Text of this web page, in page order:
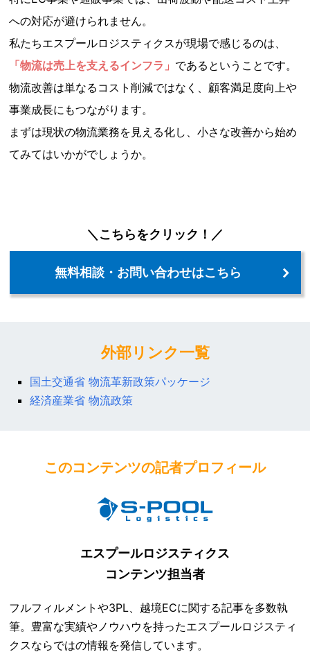
への対応が避けられません。
私たちエスプールロジスティクスが現場で感じるのは、
「物流は売上を支えるインフラ」 であるということです。
物流改善は単なるコスト削減ではなく、顧客満足度向上や
事業成長にもつながります。
まずは現状の物流業務を見える化し、小さな改善から始め
てみてはいかがでしょうか。
＼こちらをクリック！／
無料相談・お問い合わせはこちら
外部リンク一覧
国土交通省 物流革新政策パッケージ
経済産業省 物流政策
このコンテンツの記者プロフィール
エスプールロジスティクス
コンテンツ担当者
フルフィルメントや3PL、越境ECに関する記事を多数執
筆。豊富な実績やノウハウを持ったエスプールロジスティ
クスならではの情報を発信しています。